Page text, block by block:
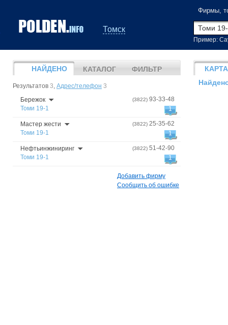
Томск
Фирмы,
Пример:
НАЙДЕНО КАТАЛОГ ФИЛЬТР
Результатов 3, Адрес/телефон 3
Бережок
Томи 19-1
(3822) 93-33-48
1
Мастер жести
Томи 19-1
(3822) 25-35-62
1
Нефтьинжиниринг
Томи 19-1
(3822) 51-42-90
1
Добавить фирму
Сообщить об ошибке
КАРТА